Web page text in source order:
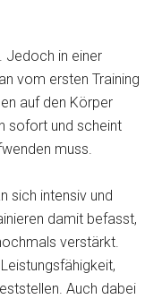
. Jedoch in einer
vom ersten Training
auf den Körper
sofort und scheint
muss.
sich intensiv und
damit befasst,
verstärkt.
Auch dabei